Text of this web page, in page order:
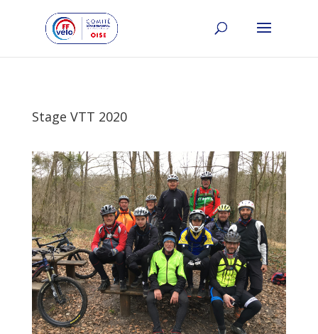
Stage VTT 2020